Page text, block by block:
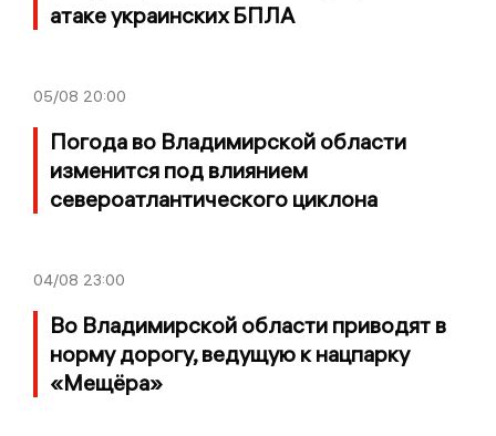
атаке украинских БПЛА
05/08 20:00
Погода во Владимирской области
изменится под влиянием
североатлантического циклона
04/08 23:00
Во Владимирской области приводят в
норму дорогу, ведущую к нацпарку
«Мещёра»